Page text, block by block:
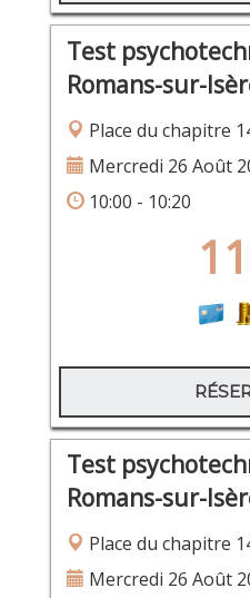
Test
Romans-sur-
Place du chapitre
Mercredi 26 Août
10:00 - 10:20
Test
Romans-sur-
Place du chapitre
Mercredi 26 Août